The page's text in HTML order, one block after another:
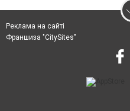
Реклама на сайті
Франшиза "CitySites"